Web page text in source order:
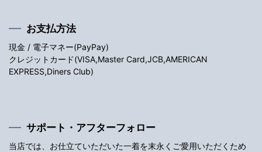
お支払方法
現金 / 電子マネー(PayPay)
クレジットカード(VISA,Master Card,JCB,AMERICAN
EXPRESS,Diners Club)
サポート・アフターフォロー
当店では、お仕立ていただいた一着を末永くご愛用いただくため